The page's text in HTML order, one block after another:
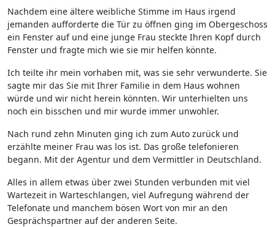
Nachdem eine ältere weibliche Stimme im Haus irgend
jemanden aufforderte die Tür zu öffnen ging im Obergeschoss
ein Fenster auf und eine junge Frau steckte Ihren Kopf durch
Fenster und fragte mich wie sie mir helfen könnte.
Ich teilte ihr mein vorhaben mit, was sie sehr verwunderte. Sie
sagte mir das Sie mit Ihrer Familie in dem Haus wohnen
würde und wir nicht herein könnten. Wir unterhielten uns
noch ein bisschen und mir wurde immer unwohler.
Nach rund zehn Minuten ging ich zum Auto zurück und
erzählte meiner Frau was los ist. Das große telefonieren
begann. Mit der Agentur und dem Vermittler in Deutschland.
Alles in allem etwas über zwei Stunden verbunden mit viel
Wartezeit in Warteschlangen, viel Aufregung während der
Telefonate und manchem bösen Wort von mir an den
Gesprächspartner auf der anderen Seite.